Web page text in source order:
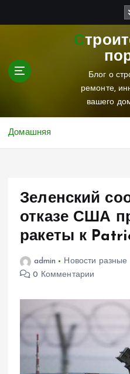
Строительный
Блог о
ремонте,
вашего
Домашняя
Зеленский
отказе США
ракеты к
admin Новости разные
0 Комментарии